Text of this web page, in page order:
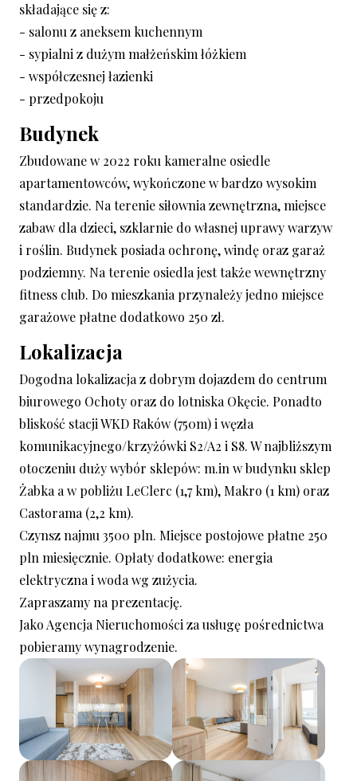
składające się z:
- salonu z aneksem kuchennym
- sypialni z dużym małżeńskim łóżkiem
- współczesnej łazienki
- przedpokoju
budynek
Zbudowane w 2022 roku kameralne osiedle
apartamentowców, wykończone w bardzo wysokim
standardzie. Na terenie siłownia zewnętrzna, miejsce
zabaw dla dzieci, szklarnie do własnej uprawy warzyw
i roślin. Budynek posiada ochronę, windę oraz garaż
podziemny. Na terenie osiedla jest także wewnętrzny
fitness club. Do mieszkania przynależy jedno miejsce
garażowe płatne dodatkowo 250 zł.
lokalizacja
Dogodna lokalizacja z dobrym dojazdem do centrum
biurowego Ochoty oraz do lotniska Okęcie. Ponadto
bliskość stacji WKD Raków (750m) i węzła
komunikacyjnego/krzyżówki S2/A2 i S8. W najbliższym
otoczeniu duży wybór sklepów: m.in w budynku sklep
Żabka a w pobliżu LeClerc (1,7 km), Makro (1 km) oraz
Castorama (2,2 km).
Czynsz najmu 3500 pln. Miejsce postojowe płatne 250
pln miesięcznie. Opłaty dodatkowe: energia
elektryczna i woda wg zużycia.
Zapraszamy na prezentację.
Jako Agencja Nieruchomości za usługę pośrednictwa
pobieramy wynagrodzenie.